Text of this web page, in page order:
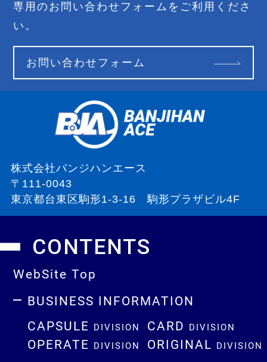
専用のお問い合わせフォームをご利用くださ
い。
お問い合わせフォーム
株式会社バンジハンエース
〒111-0043
東京都台東区駒形1-3-16 駒形プラザビル4F
CONTENTS
WebSite Top
BUSINESS INFORMATION
CAPSULE DIVISION CARD DIVISION
OPERATE DIVISION ORIGINAL DIVISION